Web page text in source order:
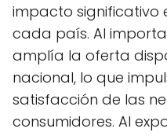
impacto significativo
cada país. Al
amplía la oferta
nacional, lo que
satisfacción de las
consumidores. Al